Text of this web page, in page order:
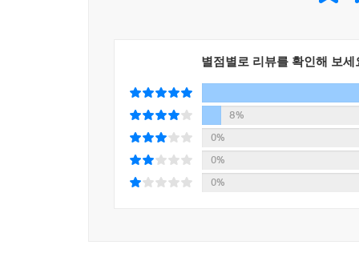
별점별로 리뷰를 확인해 보세
8%
0%
0%
0%